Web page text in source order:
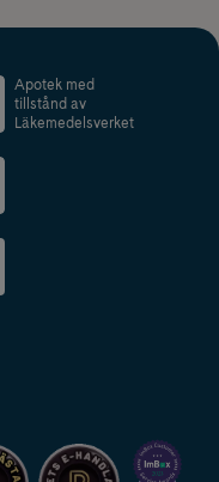
Apotek med
tillstånd av
Läkemedelsverket